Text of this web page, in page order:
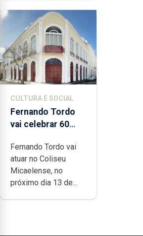
CULTURA E SOCIAL
Fernando Tordo
vai celebrar 60
no Coliseu
Micaelense
Fernando Tordo vai
atuar no Coliseu
Micaelense, no
próximo dia 13 de...